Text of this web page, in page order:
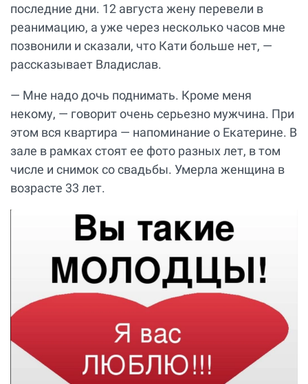
последние дни. 12 августа жену перевели в
реанимацию, а уже через несколько часов мне
позвонили и сказали, что Кати больше нет, —
рассказывает Владислав.
— Мне надо дочь поднимать. Кроме меня
некому, — говорит очень серьезно мужчина. При
этом вся квартира — напоминание о Екатерине. В
зале в рамках стоят ее фото разных лет, в том
числе и снимок со свадьбы. Умерла женщина в
возрасте 33 лет.